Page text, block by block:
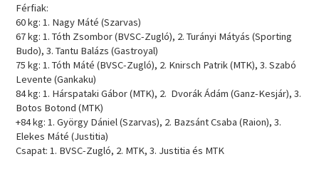
Férfiak:
60 kg: 1. Nagy Máté (Szarvas)
67 kg: 1. Tóth Zsombor (BVSC-Zugló), 2. Turányi Mátyás (Sporting
Budo), 3. Tantu Balázs (Gastroyal)
75 kg: 1. Tóth Máté (BVSC-Zugló), 2. Knirsch Patrik (MTK), 3. Szabó
Levente (Gankaku)
84 kg: 1. Hárspataki Gábor (MTK), 2. Dvorák Ádám (Ganz-Kesjár), 3.
Botos Botond (MTK)
+84 kg: 1. György Dániel (Szarvas), 2. Bazsánt Csaba (Raion), 3.
Elekes Máté (Justitia)
Csapat: 1. BVSC-Zugló, 2. MTK, 3. Justitia és MTK